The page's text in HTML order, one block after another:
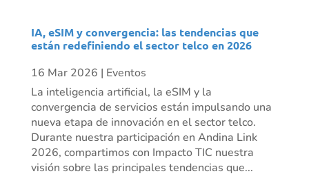
IA, eSIM y convergencia: las tendencias que
están redefiniendo el sector telco en 2026
16 Mar 2026 | Eventos
La inteligencia artificial, la eSIM y la
convergencia de servicios están impulsando una
nueva etapa de innovación en el sector telco.
Durante nuestra participación en Andina Link
2026, compartimos con Impacto TIC nuestra
visión sobre las principales tendencias que...